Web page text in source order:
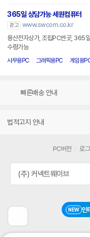
NEW 인
365일 상담가능 세원컴퓨터
광고 www.swcom.co.kr
용산전자상가, 조립PC싼곳, 365
수령가능
사무용PC 그래픽용PC 게임용
빠른배송 안내
법적고지 안내
전
페
PC버전 로
(주) 커넥트웨이브